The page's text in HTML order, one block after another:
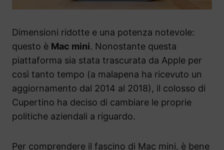
Dimensioni ridotte e una potenza notevole:
questo è Mac mini. Nonostante questa
piattaforma sia stata trascurata da Apple per
così tanto tempo (a malapena ha ricevuto un
aggiornamento dal 2014 al 2018), il colosso di
Cupertino ha deciso di cambiare le proprie
politiche aziendali a riguardo.
Per comprendere il fascino di Mac mini, è bene